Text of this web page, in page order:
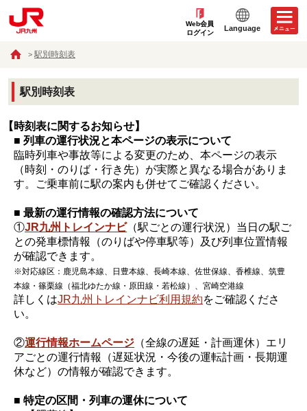
Web会員
ログイン
Language
駅別時刻表
駅別時刻表
【時刻表に関するお知らせ】
■ 列車の運行状況と本ページの表示について
臨時列車や事故等による変更のため、本ページの表示
（時刻・のりば・行き先）が実際と異なる場合がありま
す。ご乗車前に駅の案内も併せてご確認ください。
■ 最新の運行情報の確認方法について
①JR九州トレインナビ（駅ごとの運行状況）当日の駅ご
との発車標情報（のりばや停車駅等）及び列車位置情報
が確認できます。
※対応線区：鹿児島本線、日豊本線、長崎本線、佐世保線、香椎線、筑豊
本線・篠栗線（福北ゆたか線・原田線・若松線）、宮崎空港線
詳しくはJR九州トレインナビ利用規約をご確認くださ
い。
②運行情報ホームページ （全線の遅延・計画運休）エリ
アごとの運行情報（遅延状況・今後の運転計画・長期運
休など）の情報が確認できます。
■ 特定の区間・列車の運休について